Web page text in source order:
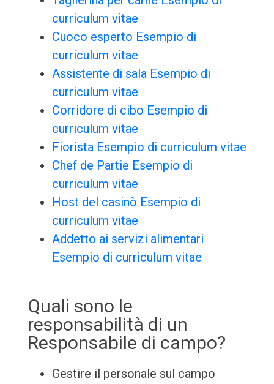
curriculum vitae
Cuoco esperto Esempio di
curriculum vitae
Assistente di sala Esempio di
curriculum vitae
Corridore di cibo Esempio di
curriculum vitae
Fiorista Esempio di curriculum vitae
Chef de Partie Esempio di
curriculum vitae
Host del casinò Esempio di
curriculum vitae
Addetto ai servizi alimentari
Esempio di curriculum vitae
Quali sono le
responsabilità di un
Responsabile di campo?
Gestire il personale sul campo